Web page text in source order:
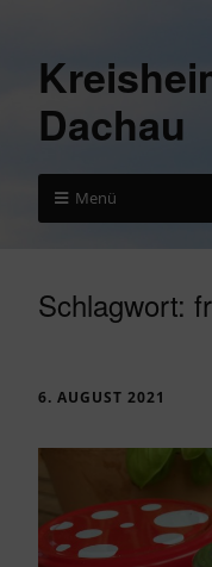
Dachau
Menü
Schlagwort:
6. AUGUST 2021